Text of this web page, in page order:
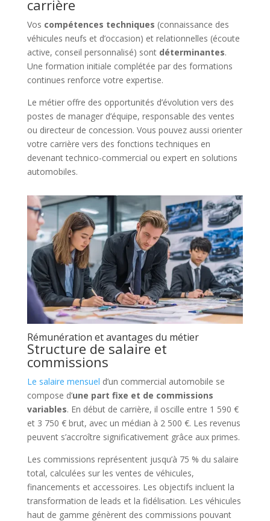
carrière
Vos compétences techniques (connaissance des
véhicules neufs et d’occasion) et relationnelles (écoute
active, conseil personnalisé) sont déterminantes.
Une formation initiale complétée par des formations
continues renforce votre expertise.
Le métier offre des opportunités d’évolution vers des
postes de manager d’équipe, responsable des ventes
ou directeur de concession. Vous pouvez aussi orienter
votre carrière vers des fonctions techniques en
devenant technico-commercial ou expert en solutions
automobiles.
Rémunération et avantages du métier
Structure de salaire et
commissions
Le salaire mensuel d’un commercial automobile se
compose d’une part fixe et de commissions
variables. En début de carrière, il oscille entre 1 590 €
et 3 750 € brut, avec un médian à 2 500 €. Les revenus
peuvent s’accroître significativement grâce aux primes.
Les commissions représentent jusqu’à 75 % du salaire
total, calculées sur les ventes de véhicules,
financements et accessoires. Les objectifs incluent la
transformation de leads et la fidélisation. Les véhicules
haut de gamme génèrent des commissions pouvant